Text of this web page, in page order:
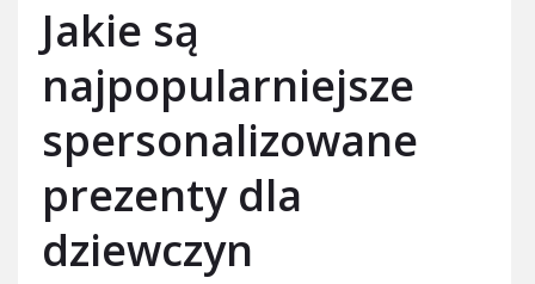
Jakie są
najpopularniejsze
spersonalizowane
prezenty dla
dziewczyn